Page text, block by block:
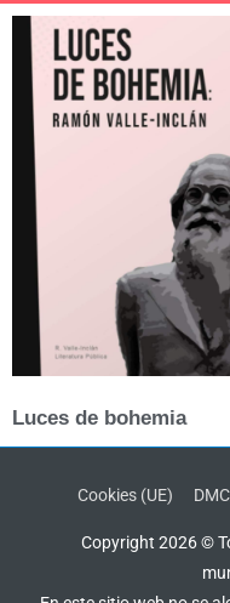
Luces de bohemia
Cookies (UE)
Copyright 2026 ©